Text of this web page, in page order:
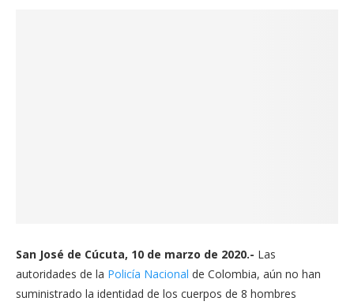
San José de Cúcuta, 10 de marzo de 2020.- Las
autoridades de la Policía Nacional de Colombia, aún no han
suministrado la identidad de los cuerpos de 8 hombres